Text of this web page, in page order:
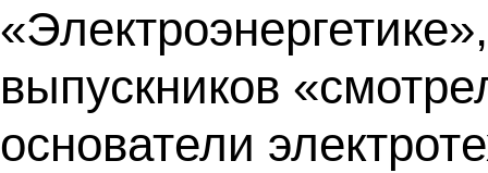
выпускников
основатели